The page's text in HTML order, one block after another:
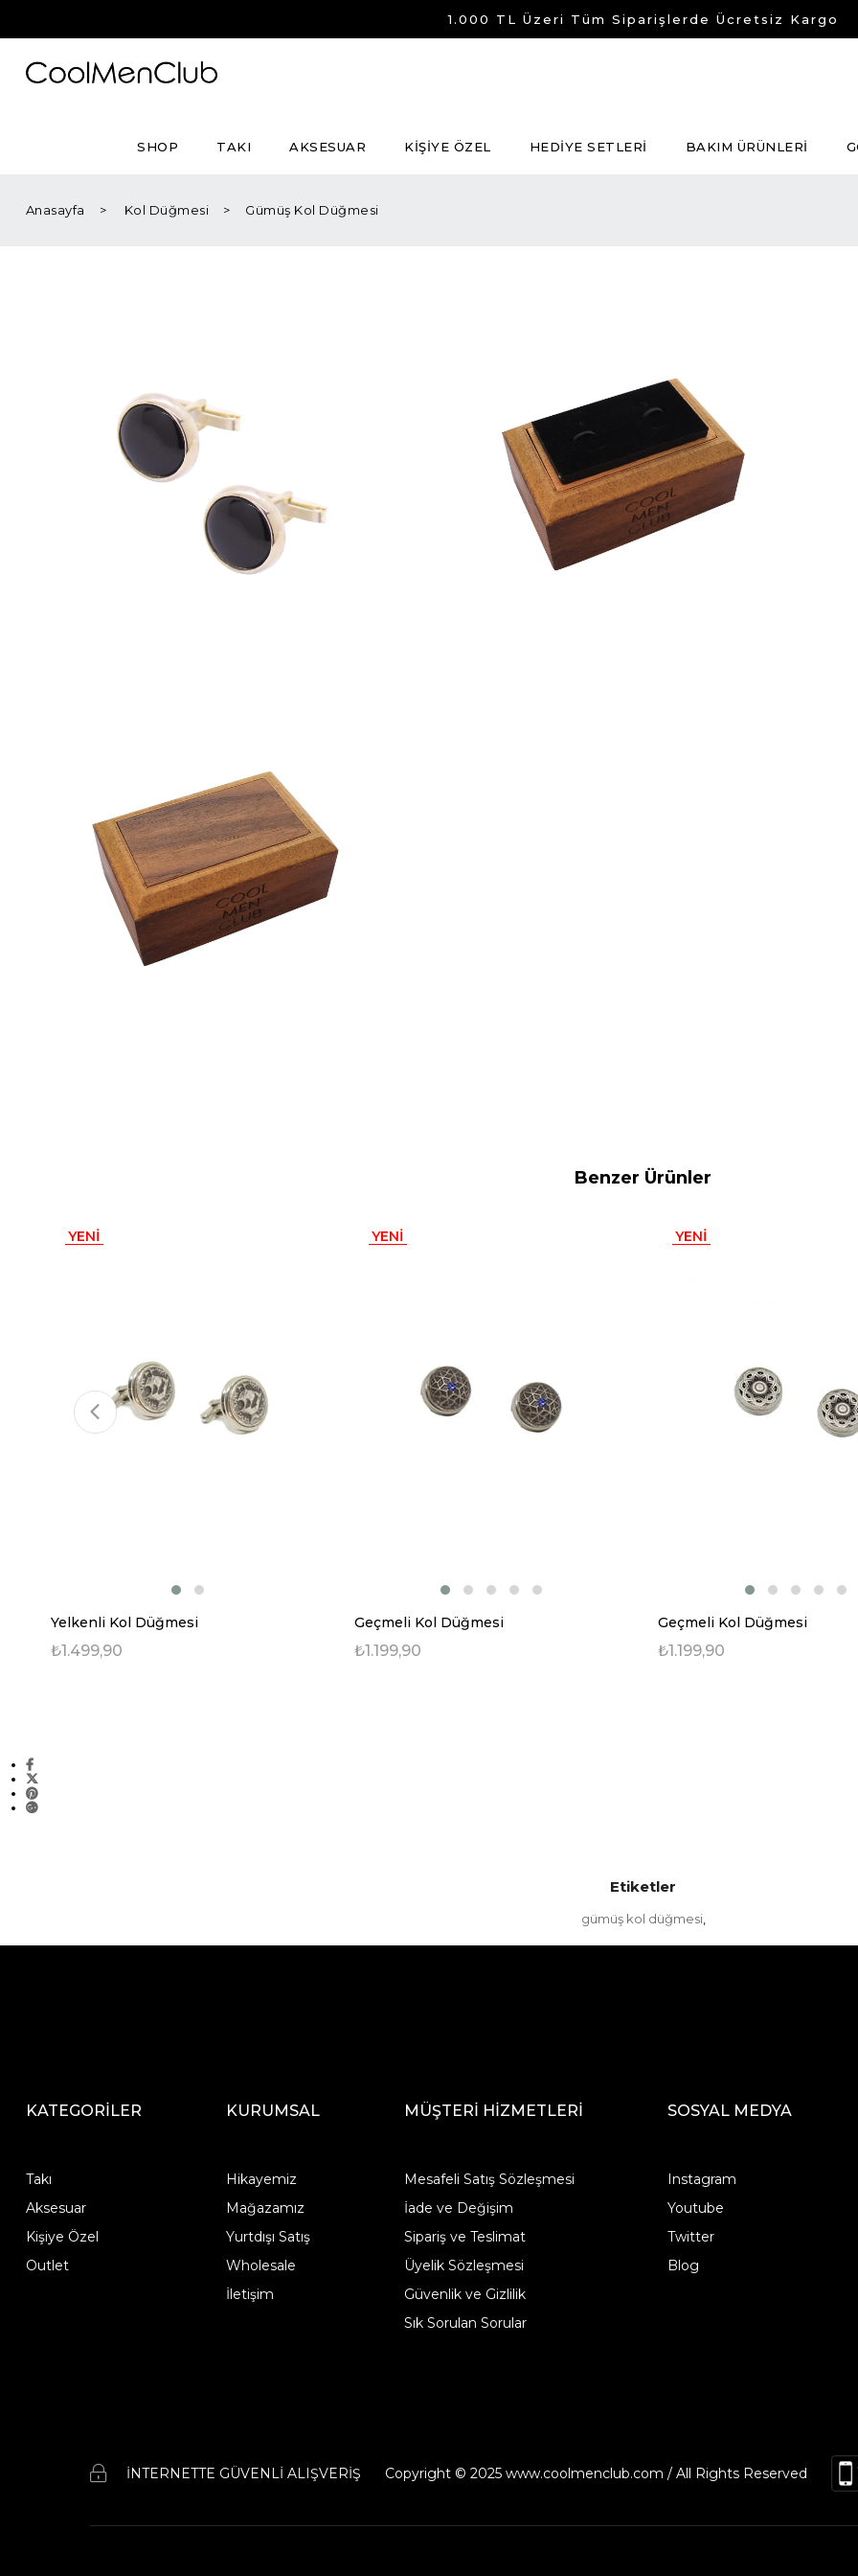
1.000 TL Üzeri Tüm Siparişlerde Ücretsiz Kargo
SHOP TAKI AKSESUAR KİŞİYE ÖZEL HEDİYE SETLERİ BAKIM ÜRÜNLERİ
Anasayfa Kol Düğmesi Gümüş Kol Düğmesi
Benzer Ürünler
Yelkenli Kol Düğmesi
₺1.499,90
YENI
Geçmeli Kol Düğmesi
₺1.199,90
YENI
Geçmeli Kol Düğmesi
₺1.199,90
YENI
Etiketler
gümüş kol düğmesi,
KATEGORİLER
Takı
Aksesuar
Kişiye Özel
Outlet
KURUMSAL
Hikayemiz
Mağazamız
Yurtdışı Satış
Wholesale
İletişim
MÜŞTERİ HİZMETLERİ
Mesafeli Satış Sözleşmesi
İade ve Değişim
Sipariş ve Teslimat
Üyelik Sözleşmesi
Güvenlik ve Gizlilik
Sık Sorulan Sorular
SOSYAL MEDYA
Instagram
Youtube
Twitter
Blog
İNTERNETTE GÜVENLİ ALIŞVERİŞ Copyright © 2025 www.coolmenclub.com / All Rights Reserved